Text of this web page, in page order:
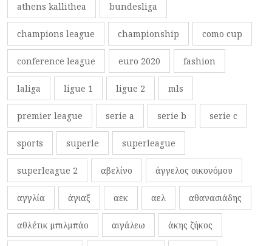
athens kallithea bundesliga
champions league championship como cup
conference league euro 2020 fashion
laliga ligue 1 ligue 2 mls
premier league serie a serie b serie c
sports superle superleague
superleague 2 αβελίνο άγγελος οικονόμου
αγγλία άγιαξ αεκ αελ αθανασιάδης
αθλέτικ μπιλμπάο αιγάλεω άκης ζήκος